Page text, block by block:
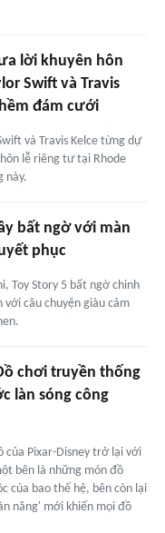
lời khuyên hôn
Swift và Travis
đám cưới
và Travis Kelce từng dự
lễ riêng tư tại Rhode
này.
bất ngờ với màn
phục
Toy Story 5 bất ngờ chinh
với câu chuyện giàu cảm
chơi truyền thống
làn sóng công
của Pixar-Disney trở lại với
bên là những món đồ
của bao thế hệ, bên còn lại
năng' mới khiến mọi đồ